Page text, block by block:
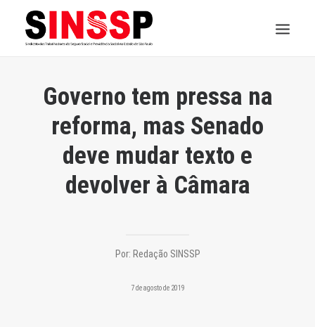
Governo tem pressa na
reforma, mas Senado
deve mudar texto e
devolver à Câmara
Por: Redação SINSSP
7 de agosto de 2019